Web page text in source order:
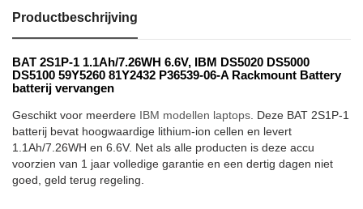
Productbeschrijving
BAT 2S1P-1 1.1Ah/7.26WH 6.6V, IBM DS5020 DS5000
DS5100 59Y5260 81Y2432 P36539-06-A Rackmount Battery
batterij vervangen
Geschikt voor meerdere IBM modellen laptops . Deze BAT 2S1P-1
batterij bevat hoogwaardige lithium-ion cellen en levert
1.1Ah/7.26WH en 6.6V. Net als alle producten is deze accu
voorzien van 1 jaar volledige garantie en een dertig dagen niet
goed, geld terug regeling.